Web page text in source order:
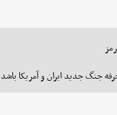
جنگ جدید ایران و آمریکا